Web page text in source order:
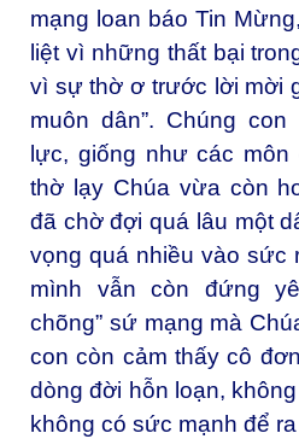
mạng loan báo Tin
liệt vì những thất bại
vì sự thờ ơ trước lời mời
muôn dân”. Chúng
lực, giống như các
thờ lạy Chúa vừa còn
đã chờ đợi quá lâu một
vọng quá nhiều vào sức
mình vẫn còn đứng
chõng” sứ mạng mà
con còn cảm thấy cô
dòng đời hỗn loạn,
không có sức mạnh để